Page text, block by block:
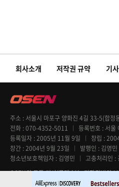
회사소개 저작권 규약 기
주소
서울시 마포구 양화진 4길 33-5(합
전화 070-4352-5011 등록번호
서울
등록일자 2005년 11월 9일 창립
창간 2004년 9월 23일 발행인 김영민
청소년보호책임자 김영민 고충처리인
OSEN의 모든 기사(콘텐츠)는 저작권법의
엄격히 금지합니다. Copyright @ OSEN